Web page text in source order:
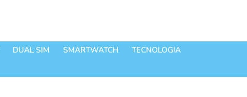
DUAL SIM SMARTWATCH
TECNOLOGIA